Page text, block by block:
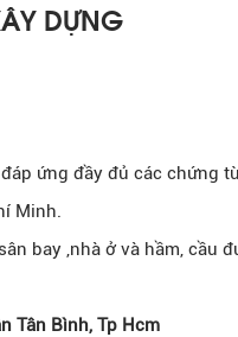
DỰNG
ứng đầy đủ các chứng
Minh.
bay ,nhà ở và hầm, cầu
Tân Bình, Tp Hcm